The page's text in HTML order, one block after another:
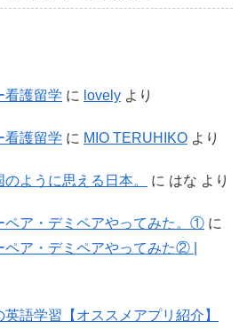
看護留学 に lovely より
看護留学 に MIO TERUHIKO より
ように思える日本。 に はな より
ペア・デミペアやってみた。① に
ア・デミペアやってみた② |
語学習【オススメアプリ紹介】